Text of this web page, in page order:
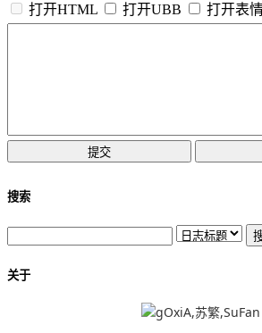
打开HTML
打开UBB 打开表
搜索
关于